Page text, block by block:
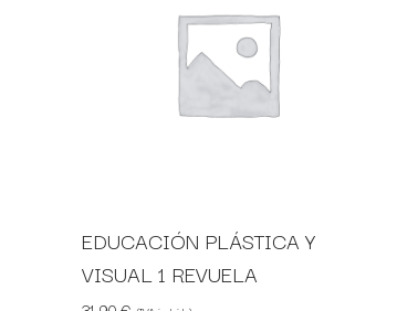
EDUCACIÓN PLÁSTICA Y
VISUAL 1 REVUELA